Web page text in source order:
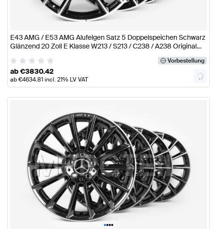
E43 AMG / E53 AMG Alufelgen Satz 5 Doppelspeichen Schwarz
Glänzend 20 Zoll E Klasse W213 / S213 / C238 / A238 Original
Vorbestellung
ab€3830.42
ab€4634.81incl. 21% LV VAT
••••